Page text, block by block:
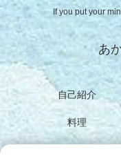
If you put your
あ
自己紹介
料理